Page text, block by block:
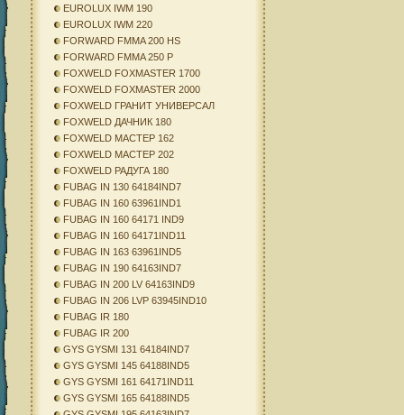
EUROLUX IWM 190
EUROLUX IWM 220
FORWARD FMMA 200 HS
FORWARD FMMA 250 P
FOXWELD FOXMASTER 1700
FOXWELD FOXMASTER 2000
FOXWELD ГРАНИТ УНИВЕРСАЛ
FOXWELD ДАЧНИК 180
FOXWELD МАСТЕР 162
FOXWELD МАСТЕР 202
FOXWELD РАДУГА 180
FUBAG IN 130 64184IND7
FUBAG IN 160 63961IND1
FUBAG IN 160 64171 IND9
FUBAG IN 160 64171IND11
FUBAG IN 163 63961IND5
FUBAG IN 190 64163IND7
FUBAG IN 200 LV 64163IND9
FUBAG IN 206 LVP 63945IND10
FUBAG IR 180
FUBAG IR 200
GYS GYSMI 131 64184IND7
GYS GYSMI 145 64188IND5
GYS GYSMI 161 64171IND11
GYS GYSMI 165 64188IND5